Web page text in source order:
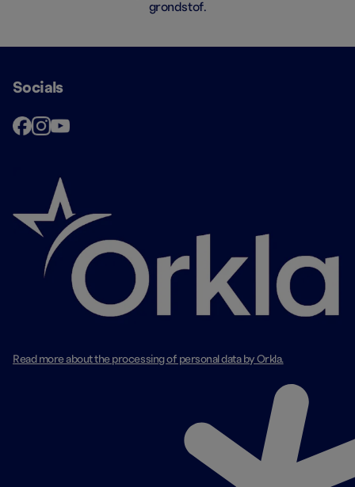
grondstof.
Socials
Read more about the processing of personal data by Orkla.